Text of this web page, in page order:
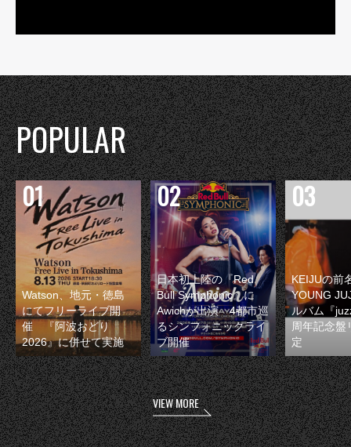
POPULAR
Watson、地元・徳島
にてフリーライブ開
催 『阿波おどり
2026』に併せて実施
日本初上陸の『Red
Bull Symphonic』に
Awichが出演 4都市巡
るシンフォニックライ
ブ開催
KEIJUの前
YOUNG
ルバム『
周年記念盤
定
VIEW MORE